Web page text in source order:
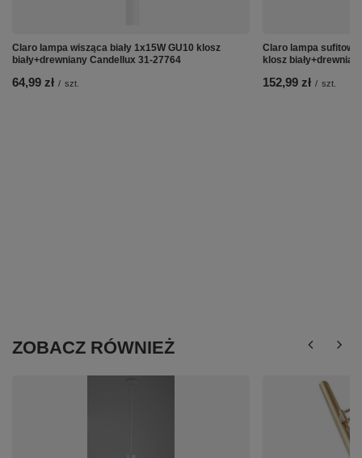
Claro lampa wisząca biały 1x15W GU10 klosz
biały+drewniany Candellux 31-27764
64,99 zł / szt.
Claro lampa sufitowa
klosz
152,99 zł / szt.
ZOBACZ RÓWNIEŻ